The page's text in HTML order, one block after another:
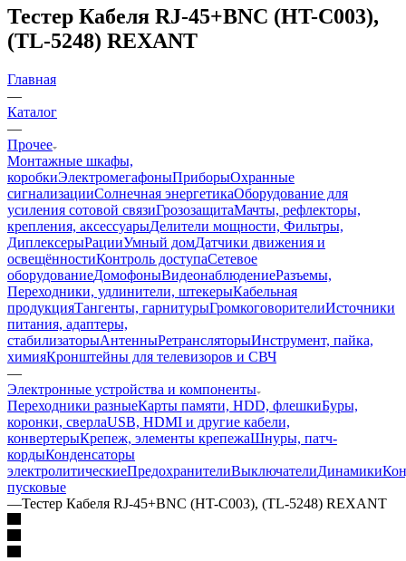
Тестер Кабеля RJ-45+BNC (HT-C003),
(TL-5248) REXANT
Главная
—
Каталог
—
Прочее
Монтажные шкафы,
коробкиЭлектромегафоныПриборыОхранные
сигнализацииСолнечная энергетикаОборудование для
усиления сотовой связиГрозозащитаМачты, рефлекторы,
крепления, аксессуарыДелители мощности, Фильтры,
ДиплексерыРацииУмный домДатчики движения и
освещённостиКонтроль доступаСетевое
оборудованиеДомофоныВидеонаблюдениеРазъемы,
Переходники, удлинители, штекерыКабельная
продукцияТангенты, гарнитурыГромкоговорителиИсточники
питания, адаптеры,
стабилизаторыАнтенныРетрансляторыИнструмент, пайка,
химияКронштейны для телевизоров и СВЧ
—
Электронные устройства и компоненты
Переходники разныеКарты памяти, HDD, флешкиБуры,
коронки, сверлаUSB, HDMI и другие кабели,
конвертерыКрепеж, элементы крепежаШнуры, патч-
кордыКонденсаторы
электролитическиеПредохранителиВыключателиДинамики
пусковые
—Тестер Кабеля RJ-45+BNC (HT-C003), (TL-5248) REXANT